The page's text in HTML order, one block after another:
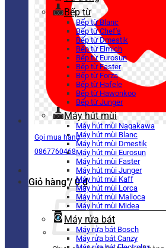
Gọi mua hàng
0867760468
Giỏ hàng / 0₫
Bếp từ
Bếp từ Blanc
Bếp từ Chef’s
Bếp từ Dmestik
Bếp từ Elmich
Bếp từ Eurosun
Bếp từ Faster
Bếp từ Forza
Bếp từ Hafele
Bếp từ Hawonkoo
Bếp từ Junger
Máy hút mùi
Máy hút mùi Nagakawa
Máy hút mùi Blanc
Máy hút mùi Dmestik
Máy hút mùi Eurosun
Máy hút mùi Faster
Máy hút mùi Junger
Máy hút mùi Kaff
Máy hút mùi Lorca
Máy hút mùi Malloca
Máy hút mùi Midea
Máy rửa bát
Máy rửa bát Bosch
Máy rửa bát Canzy